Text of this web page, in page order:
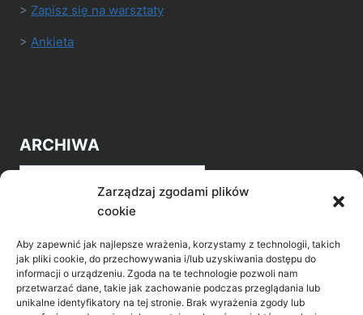
Zarządzaj zgodami plików
cookie
Aby zapewnić jak najlepsze wrażenia, korzystamy z technologii, takich
jak pliki cookie, do przechowywania i/lub uzyskiwania dostępu do
informacji o urządzeniu. Zgoda na te technologie pozwoli nam
przetwarzać dane, takie jak zachowanie podczas przeglądania lub
unikalne identyfikatory na tej stronie. Brak wyrażenia zgody lub
> Zapisz się na warsztaty
> Ankieta
ARCHIWA
Archiwa
POZNAJ LEPIEJ NASZ REGION